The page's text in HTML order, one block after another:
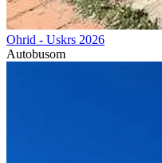
Ohrid - Uskrs 2026
Autobusom